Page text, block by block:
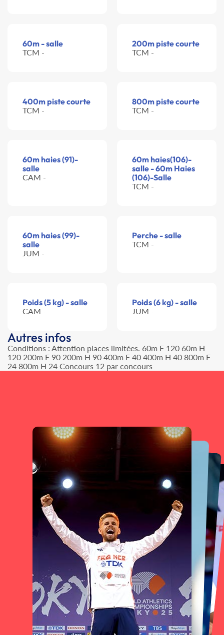
60m - salle
TCM -
200m piste courte
TCM -
400m piste courte
TCM -
800m piste courte
TCM -
60m haies (91)-
salle
CAM -
60m haies(106)-
salle - 60m Haies
(106)-Salle
TCM -
60m haies (99)-
salle
JUM -
Perche - salle
TCM -
Poids (5 kg) - salle
CAM -
Poids (6 kg) - salle
JUM -
Autres infos
Conditions : Attention places limitées. 60m F 120 60m H
120 200m F 90 200m H 90 400m F 40 400m H 40 800m F
24 800m H 24 Concours 12 par concours